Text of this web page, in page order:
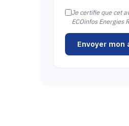
Je certifie que cet
ECOinfos Energies
Envoyer mon